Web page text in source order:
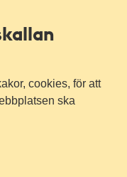
cookies, för att
ska